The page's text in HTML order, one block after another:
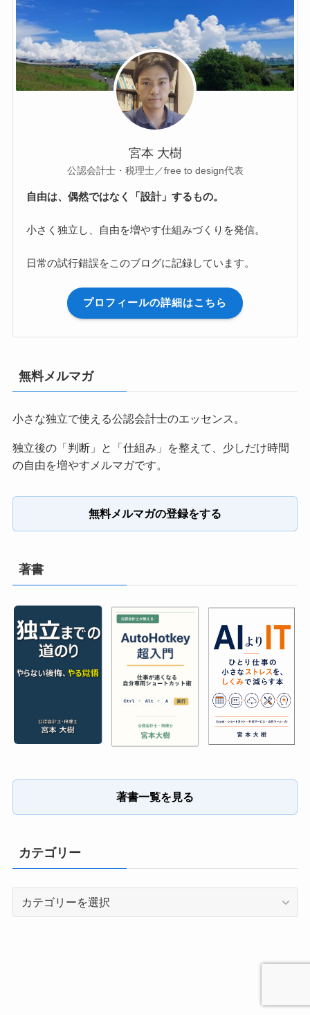
宮本 大樹
公認会計士・税理士／free to design代表
自由は、偶然ではなく「設計」するもの。
小さく独立し、自由を増やす仕組みづくりを発信。
日常の試行錯誤をこのブログに記録しています。
プロフィールの詳細はこちら
無料メルマガ
小さな独立で使える公認会計士のエッセンス。
独立後の「判断」と「仕組み」を整えて、少しだけ時間
の自由を増やすメルマガです。
無料メルマガの登録をする
著書
著書一覧を見る
カテゴリー